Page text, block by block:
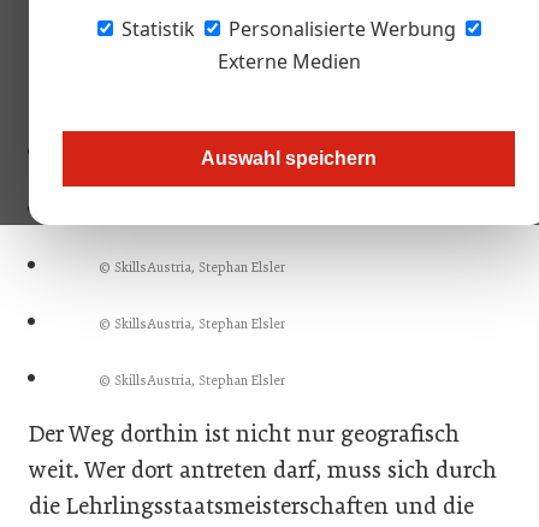
Statistik
Personalisierte Werbung
Externe Medien
Auswahl speichern
offiziell verabschiedet, wo vom 22. bis 27. August die
WorldSkills stattfinden. Also die Weltmeisterschaften der
© SkillsAustria, Stephan Elsler
© SkillsAustria, Stephan Elsler
© SkillsAustria, Stephan Elsler
© SkillsAustria, Stephan Elsler
Der Weg dorthin ist nicht nur geografisch
weit. Wer dort antreten darf, muss sich durch
die Lehrlingsstaatsmeisterschaften und die